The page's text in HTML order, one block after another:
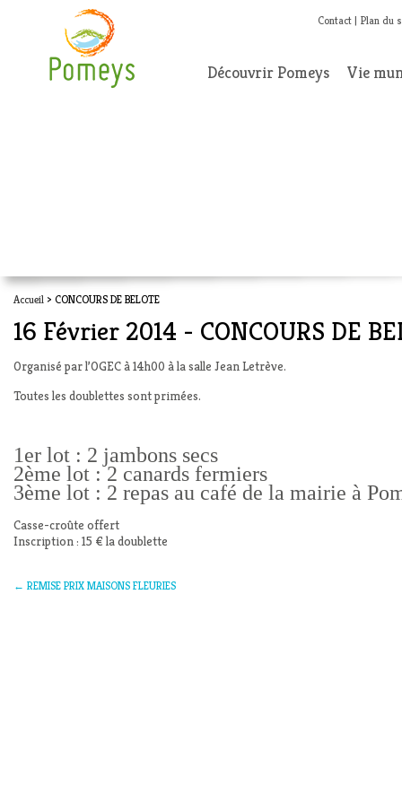
Contact Plan du
Découvrir Pomeys Vie
Accueil > CONCOURS DE BELOTE
16 Février 2014 - CONCOURS DE
Organisé par l’OGEC à 14h00 à la salle Jean Letrève.
Toutes les doublettes sont primées.
1er lot : 2 jambons secs
2ème lot : 2 canards fermiers
3ème lot : 2 repas au café de la mairie à
Casse-croûte offert
Inscription : 15 € la doublette
← REMISE PRIX MAISONS FLEURIES